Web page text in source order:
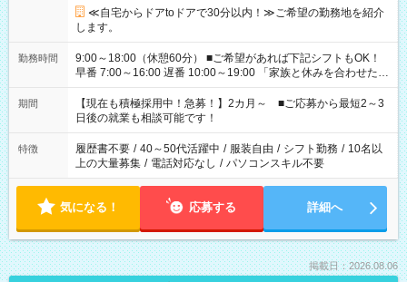
≪自宅からドアtoドアで30分以内！≫ご希望の勤務地を紹介
します。
勤務時間
9:00～18:00（休憩60分） ■ご希望があれば下記シフトもOK！
早番 7:00～16:00 遅番 10:00～19:00 「家族と休みを合わせた
い」 「余裕を持って夕飯の準備がしたい」 「できれば残業はし
たくない」 など、ご希望を教えてくださいね。 ※Wワーク希望
の方へ 今ご覧のお仕事で希望する勤務時間と、もう1つのお仕事
の勤務時間。 合計で週40時間を超える場合は応募できません。
期間
【現在も積極採用中！急募！】2カ月～ ■ご応募から最短2～3
日後の就業も相談可能です！
特徴 履歴書不要 / 40～50代活躍中 / 服装自由 / シフト勤務 / 10名以
上の大量募集 / 電話対応なし / パソコンスキル不要
気になる！ 応募する 詳細へ
掲載日：2026.08.06